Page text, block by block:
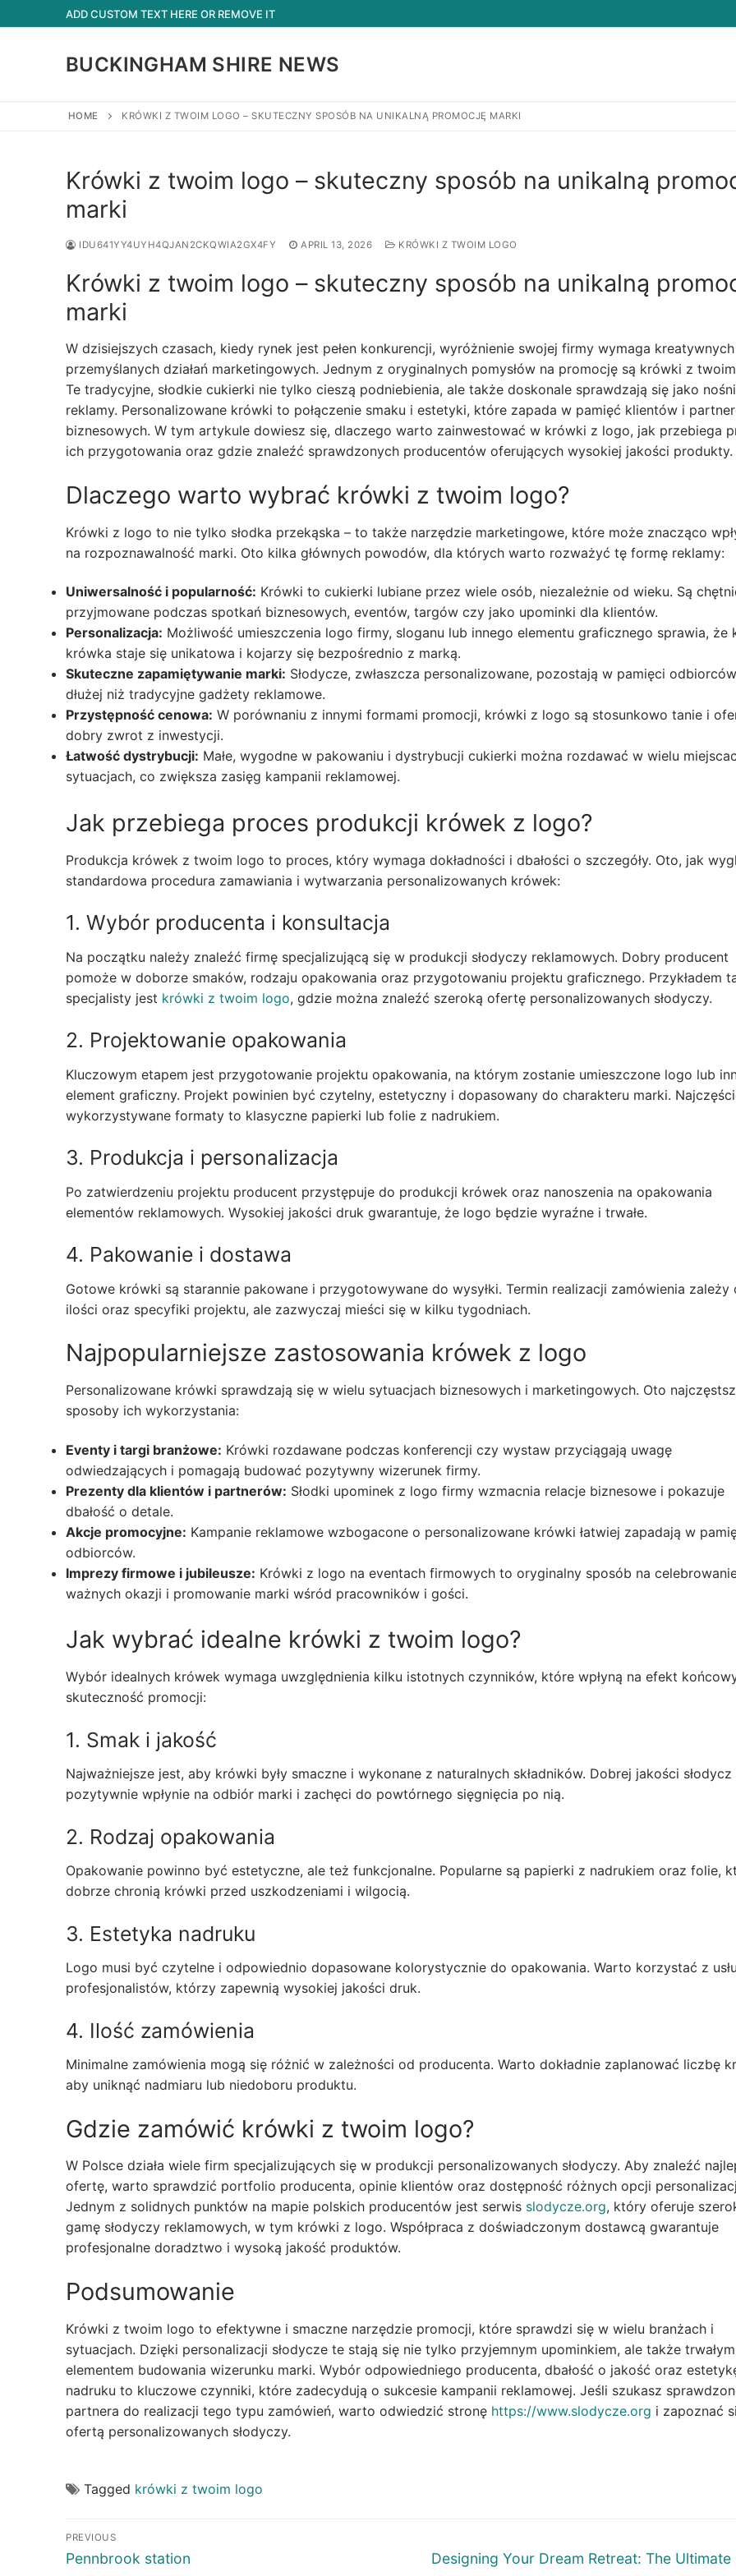
to
ADD CUSTOM TEXT HERE OR REMOVE IT
BUCKINGHAM SHIRE NEWS
HOME KRÓWKI Z TWOIM LOGO – SKUTECZNY SPOSÓB NA UNIKALNĄ PROMOCJĘ MARKI
Krówki z twoim logo – skuteczny sposób na unikalną
marki
IDU641YY4UYH4QJAN2CKQWIA2GX4FY APRIL 13, 2026 KRÓWKI Z TWOIM LOGO
Krówki z twoim logo – skuteczny sposób na unikalną
marki
W dzisiejszych czasach, kiedy rynek jest pełen konkurencji, wyróżnienie swojej firmy wymaga
przemyślanych działań marketingowych. Jednym z oryginalnych pomysłów na promocję są krówki z
Te tradycyjne, słodkie cukierki nie tylko cieszą podniebienia, ale także doskonale sprawdzają się jako
reklamy. Personalizowane krówki to połączenie smaku i estetyki, które zapada w pamięć klientów i
biznesowych. W tym artykule dowiesz się, dlaczego warto zainwestować w krówki z logo, jak przebiega
ich przygotowania oraz gdzie znaleźć sprawdzonych producentów oferujących wysokiej jakości produkty.
Dlaczego warto wybrać krówki z twoim logo?
Krówki z logo to nie tylko słodka przekąska – to także narzędzie marketingowe, które może znacząco
na rozpoznawalność marki. Oto kilka głównych powodów, dla których warto rozważyć tę formę reklamy:
Uniwersalność i popularność: Krówki to cukierki lubiane przez wiele osób, niezależnie od wieku. Są
przyjmowane podczas spotkań biznesowych, eventów, targów czy jako upominki dla klientów.
Personalizacja: Możliwość umieszczenia logo firmy, sloganu lub innego elementu graficznego sprawia, że
krówka staje się unikatowa i kojarzy się bezpośrednio z marką.
Skuteczne zapamiętywanie marki: Słodycze, zwłaszcza personalizowane, pozostają w pamięci odbiorców
dłużej niż tradycyjne gadżety reklamowe.
Przystępność cenowa: W porównaniu z innymi formami promocji, krówki z logo są stosunkowo tanie i
dobry zwrot z inwestycji.
Łatwość dystrybucji: Małe, wygodne w pakowaniu i dystrybucji cukierki można rozdawać w wielu
sytuacjach, co zwiększa zasięg kampanii reklamowej.
Jak przebiega proces produkcji krówek z logo?
Produkcja krówek z twoim logo to proces, który wymaga dokładności i dbałości o szczegóły. Oto, jak
standardowa procedura zamawiania i wytwarzania personalizowanych krówek:
1. Wybór producenta i konsultacja
Na początku należy znaleźć firmę specjalizującą się w produkcji słodyczy reklamowych. Dobry producent
pomoże w doborze smaków, rodzaju opakowania oraz przygotowaniu projektu graficznego. Przykładem
specjalisty jest krówki z twoim logo, gdzie można znaleźć szeroką ofertę personalizowanych słodyczy.
2. Projektowanie opakowania
Kluczowym etapem jest przygotowanie projektu opakowania, na którym zostanie umieszczone logo lub
element graficzny. Projekt powinien być czytelny, estetyczny i dopasowany do charakteru marki.
wykorzystywane formaty to klasyczne papierki lub folie z nadrukiem.
3. Produkcja i personalizacja
Po zatwierdzeniu projektu producent przystępuje do produkcji krówek oraz nanoszenia na opakowania
elementów reklamowych. Wysokiej jakości druk gwarantuje, że logo będzie wyraźne i trwałe.
4. Pakowanie i dostawa
Gotowe krówki są starannie pakowane i przygotowywane do wysyłki. Termin realizacji zamówienia zależy
ilości oraz specyfiki projektu, ale zazwyczaj mieści się w kilku tygodniach.
Najpopularniejsze zastosowania krówek z logo
Personalizowane krówki sprawdzają się w wielu sytuacjach biznesowych i marketingowych. Oto
sposoby ich wykorzystania:
Eventy i targi branżowe: Krówki rozdawane podczas konferencji czy wystaw przyciągają uwagę
odwiedzających i pomagają budować pozytywny wizerunek firmy.
Prezenty dla klientów i partnerów: Słodki upominek z logo firmy wzmacnia relacje biznesowe i pokazuje
dbałość o detale.
Akcje promocyjne: Kampanie reklamowe wzbogacone o personalizowane krówki łatwiej zapadają w
odbiorców.
Imprezy firmowe i jubileusze: Krówki z logo na eventach firmowych to oryginalny sposób na
ważnych okazji i promowanie marki wśród pracowników i gości.
Jak wybrać idealne krówki z twoim logo?
Wybór idealnych krówek wymaga uwzględnienia kilku istotnych czynników, które wpłyną na efekt
skuteczność promocji:
1. Smak i jakość
Najważniejsze jest, aby krówki były smaczne i wykonane z naturalnych składników. Dobrej jakości słodycz
pozytywnie wpłynie na odbiór marki i zachęci do powtórnego sięgnięcia po nią.
2. Rodzaj opakowania
Opakowanie powinno być estetyczne, ale też funkcjonalne. Popularne są papierki z nadrukiem oraz folie,
dobrze chronią krówki przed uszkodzeniami i wilgocią.
3. Estetyka nadruku
Logo musi być czytelne i odpowiednio dopasowane kolorystycznie do opakowania. Warto korzystać z
profesjonalistów, którzy zapewnią wysokiej jakości druk.
4. Ilość zamówienia
Minimalne zamówienia mogą się różnić w zależności od producenta. Warto dokładnie zaplanować liczbę
aby uniknąć nadmiaru lub niedoboru produktu.
Gdzie zamówić krówki z twoim logo?
W Polsce działa wiele firm specjalizujących się w produkcji personalizowanych słodyczy. Aby znaleźć
ofertę, warto sprawdzić portfolio producenta, opinie klientów oraz dostępność różnych opcji
Jednym z solidnych punktów na mapie polskich producentów jest serwis slodycze.org, który oferuje
gamę słodyczy reklamowych, w tym krówki z logo. Współpraca z doświadczonym dostawcą gwarantuje
profesjonalne doradztwo i wysoką jakość produktów.
Podsumowanie
Krówki z twoim logo to efektywne i smaczne narzędzie promocji, które sprawdzi się w wielu branżach i
sytuacjach. Dzięki personalizacji słodycze te stają się nie tylko przyjemnym upominkiem, ale także trwałym
elementem budowania wizerunku marki. Wybór odpowiedniego producenta, dbałość o jakość oraz
nadruku to kluczowe czynniki, które zadecydują o sukcesie kampanii reklamowej. Jeśli szukasz
partnera do realizacji tego typu zamówień, warto odwiedzić stronę https://www.slodycze.org i zapoznać
ofertą personalizowanych słodyczy.
Tagged krówki z twoim logo
Post
navigation
PREVIOUS
Previous
Pennbrook station
Next
Designing Your Dream Retreat: The Ultimate